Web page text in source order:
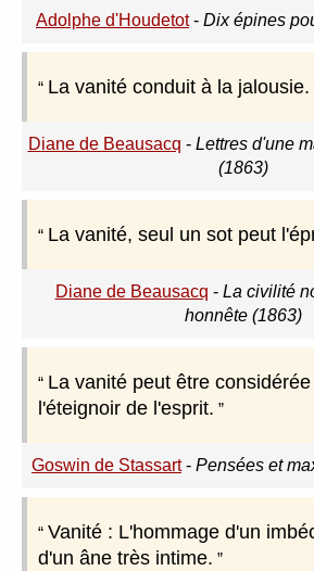
Adolphe d'Houdetot- Dix épines
La vanité conduit à la jalousie.
Diane de Beausacq - Lettres d'une
(1863)
La vanité, seul un sot peut
Diane de Beausacq - La civilité
honnête (1863)
La vanité peut être
l'éteignoir de l'esprit.
Goswin de Stassart- Pensées et
Vanité : L'hommage d'un
d'un âne très intime.